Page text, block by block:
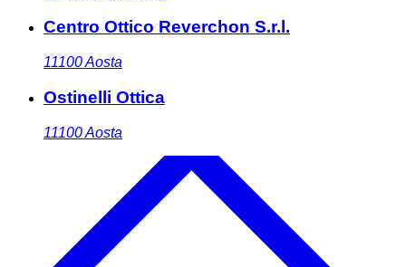
Centro Ottico Reverchon S.r.l.
11100Aosta
Ostinelli Ottica
11100Aosta